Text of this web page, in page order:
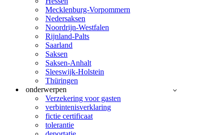
Mecklenburg-Vorpommern
Nedersaksen
Noordrijn-Westfalen
Rijnland-Palts
Saarland
Saksen
Saksen-Anhalt
Sleeswijk-Holstein
Thüringen
onderwerpen
Verzekering voor gasten
verbintenisverklaring
fictie certificaat
tolerantie